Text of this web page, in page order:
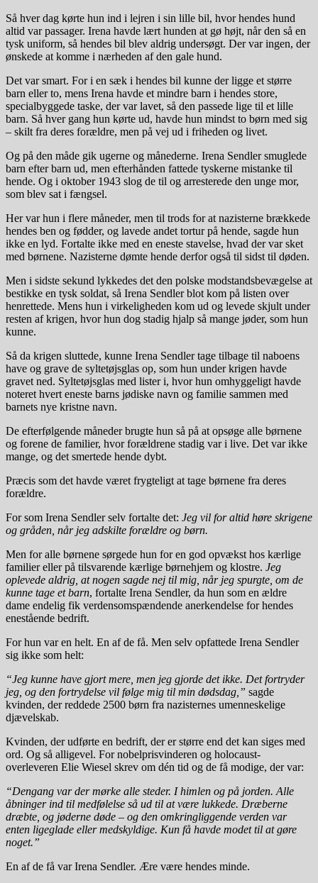
Så hver dag kørte hun ind i lejren i sin lille bil, hvor hendes hund
altid var passager. Irena havde lært hunden at gø højt, når den så en
tysk uniform, så hendes bil blev aldrig undersøgt. Der var ingen, der
ønskede at komme i nærheden af den gale hund.
Det var smart. For i en sæk i hendes bil kunne der ligge et større
barn eller to, mens Irena havde et mindre barn i hendes store,
specialbyggede taske, der var lavet, så den passede lige til et lille
barn. Så hver gang hun kørte ud, havde hun mindst to børn med sig
– skilt fra deres forældre, men på vej ud i friheden og livet.
Og på den måde gik ugerne og månederne. Irena Sendler smuglede
barn efter barn ud, men efterhånden fattede tyskerne mistanke til
hende. Og i oktober 1943 slog de til og arresterede den unge mor,
som blev sat i fængsel.
Her var hun i flere måneder, men til trods for at nazisterne brækkede
hendes ben og fødder, og lavede andet tortur på hende, sagde hun
ikke en lyd. Fortalte ikke med en eneste stavelse, hvad der var sket
med børnene. Nazisterne dømte hende derfor også til sidst til døden.
Men i sidste sekund lykkedes det den polske modstandsbevægelse at
bestikke en tysk soldat, så Irena Sendler blot kom på listen over
henrettede. Mens hun i virkeligheden kom ud og levede skjult under
resten af krigen, hvor hun dog stadig hjalp så mange jøder, som hun
kunne.
Så da krigen sluttede, kunne Irena Sendler tage tilbage til naboens
have og grave de syltetøjsglas op, som hun under krigen havde
gravet ned. Syltetøjsglas med lister i, hvor hun omhyggeligt havde
noteret hvert eneste barns jødiske navn og familie sammen med
barnets nye kristne navn.
De efterfølgende måneder brugte hun så på at opsøge alle børnene
og forene de familier, hvor forældrene stadig var i live. Det var ikke
mange, og det smertede hende dybt.
Præcis som det havde været frygteligt at tage børnene fra deres
forældre.
For som Irena Sendler selv fortalte det: Jeg vil for altid høre skrigene
og gråden, når jeg adskilte forældre og børn.
Men for alle børnene sørgede hun for en god opvækst hos kærlige
familier eller på tilsvarende kærlige børnehjem og klostre. Jeg
oplevede aldrig, at nogen sagde nej til mig, når jeg spurgte, om de
kunne tage et barn, fortalte Irena Sendler, da hun som en ældre
dame endelig fik verdensomspændende anerkendelse for hendes
enestående bedrift.
For hun var en helt. En af de få. Men selv opfattede Irena Sendler
sig ikke som helt:
“Jeg kunne have gjort mere, men jeg gjorde det ikke. Det fortryder
jeg, og den fortrydelse vil følge mig til min dødsdag,” sagde
kvinden, der reddede 2500 børn fra nazisternes umenneskelige
djævelskab.
Kvinden, der udførte en bedrift, der er større end det kan siges med
ord. Og så alligevel. For nobelprisvinderen og holocaust-
overleveren Elie Wiesel skrev om dén tid og de få modige, der var:
“Dengang var der mørke alle steder. I himlen og på jorden. Alle
åbninger ind til medfølelse så ud til at være lukkede. Dræberne
dræbte, og jøderne døde – og den omkringliggende verden var
enten ligeglade eller medskyldige. Kun få havde modet til at gøre
noget.”
En af de få var Irena Sendler. Ære være hendes minde.